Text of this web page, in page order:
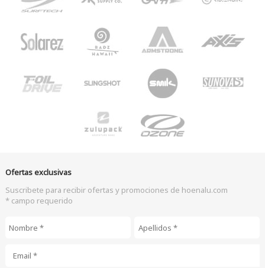
Ofertas exclusivas
Suscribete para recibir ofertas y promociones de hoenalu.com
* campo requerido